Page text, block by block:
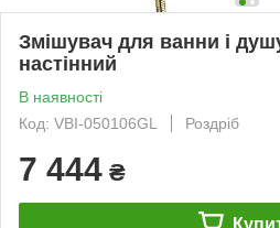
Змішувач для ванни і
настінний
В наявності
Код: VBI-050106GL
Роздріб
7 444 ₴